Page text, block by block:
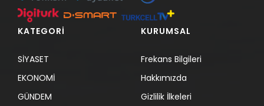
KATEGORİ
SİYASET
EKONOMİ
GÜNDEM
KURUMSAL
Frekans Bilgileri
Hakkımızda
Gizlilik İlkeleri